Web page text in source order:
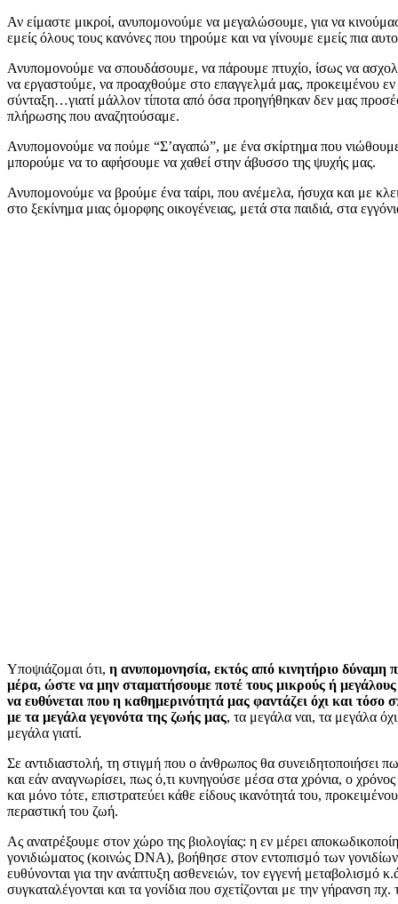
Αν είμαστε μικροί, ανυπομονούμε να μεγαλώσουμε, για να
εμείς όλους τους κανόνες που τηρούμε και να γίνουμε εμείς πια
Ανυπομονούμε να σπουδάσουμε, να πάρουμε πτυχίο, ίσως να
να εργαστούμε, να προαχθούμε στο επαγγελμά μας, προκειμένου εν
σύνταξη…γιατί μάλλον τίποτα από όσα προηγήθηκαν δεν μας
πλήρωσης που αναζητούσαμε.
Ανυπομονούμε να πούμε “Σ’αγαπώ”, με ένα σκίρτημα που νιώθουμε
μπορούμε να το αφήσουμε να χαθεί στην άβυσσο της ψυχής μας.
Ανυπομονούμε να βρούμε ένα ταίρι, που ανέμελα, ήσυχα και με
στο ξεκίνημα μιας όμορφης οικογένειας, μετά στα παιδιά, στα
Υποψιάζομαι ότι, η ανυπομονησία, εκτός από κινητήριο δύναμη
μέρα, ώστε να μην σταματήσουμε ποτέ τους μικρούς ή
να ευθύνεται που η καθημερινότητά μας φαντάζει όχι και τόσο
με τα μεγάλα γεγονότα της ζωής μας, τα μεγάλα ναι, τα μεγάλα
μεγάλα γιατί.
Σε αντιδιαστολή, τη στιγμή που ο άνθρωπος θα συνειδητοποιήσει
και εάν αναγνωρίσει, πως ό,τι κυνηγούσε μέσα στα χρόνια, ο
και μόνο τότε, επιστρατεύει κάθε είδους ικανότητά του,
περαστική του ζωή.
Ας ανατρέξουμε στον χώρο της βιολογίας: η εν μέρει
γονιδιώματος (κοινώς DNA), βοήθησε στον εντοπισμό των
ευθύνονται για την ανάπτυξη ασθενειών, τον εγγενή μεταβολισμό
συγκαταλέγονται και τα γονίδια που σχετίζονται με την γήρανση πχ.